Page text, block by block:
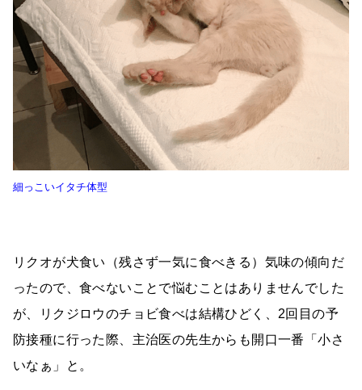
細っこいイタチ体型
リクオが犬食い（残さず一気に食べきる）気味の傾向だ
ったので、食べないことで悩むことはありませんでした
が、リクジロウのチョビ食べは結構ひどく、2回目の予
防接種に行った際、主治医の先生からも開口一番「小さ
いなぁ」と。